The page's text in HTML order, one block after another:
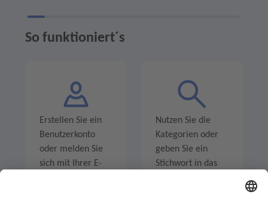
So funktioniert´s
Erstellen Sie ein
Benutzerkonto
oder melden Sie
sich mit Ihrer E-
Nutzen Sie die
Kategorien oder
geben Sie ein
Stichwort in das